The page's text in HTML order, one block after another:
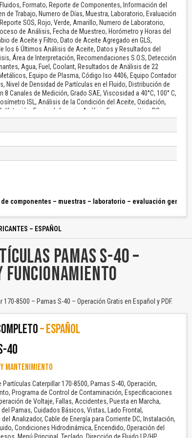
Formato, Reporte de Componentes, Información del
de Trabajo, Numero de Días, Muestra, Laboratorio, Evaluación
SOS, Rojo, Verde, Amarillo, Numero de Laboratorio,
de Análisis, Fecha de Muestreo, Horómetro y Horas del
de Aceite y Filtro, Dato de Aceite Agregado en GLS,
los 6 Últimos Análisis de Aceite, Datos y Resultados del
Área de Interpretación, Recomendaciones S.O.S, Detección
Agua, Fuel, Coolant, Resultados de Análisis de 22
Equipo de Plasma, Código Iso 4406, Equipo Contador
Nivel de Densidad de Partículas en el Fluido, Distribución de
8 Canales de Medición, Grado SAE, Viscosidad a 40°C, 100° C,
ISL, Análisis de la Condición del Aceite, Oxidación,
Equipo Infrarrojo, Análisis Ferromagnético PQ,
componentes – muestras – laboratorio – evaluación
– ESPAÑOL
PAMAS S-40 –
FUNCIONAMIENTO
8500 – Pamas S-40 – Operación Gratis en Español y PDF.
– ESPAÑOL
40
Y MANTENIMIENTO
Partículas Caterpillar 170-8500, Pamas S-40, Operación,
Programa de Control de Contaminación, Especificaciones
de Voltaje, Fallas, Accidentes, Puesta en Marcha,
Pamas, Cuidados Básicos, Vistas, Lado Frontal,
Analizador, Cable de Energía para Corriente DC, Instalación,
Condiciones Hidrodinámica, Encendido, Operación del
Reportar otro tipo de error...